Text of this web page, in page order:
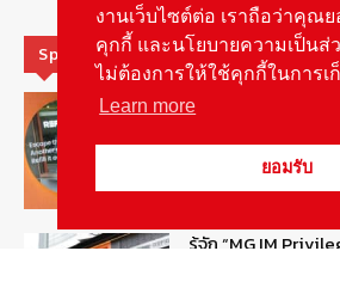
Special Picks
MG ลั่นกลองรบ! เต
รถยนต์กลุ่มไฮบริดเ
รู้จัก “MG IM
งานเว็บไซต์ต่อ เราถือว่าคุณ
คุกกี้ และนโยบายความเป็น
ไม่ต้องการให้ใช้คุกกี้ในการเ
Learn more
ยอมรับ